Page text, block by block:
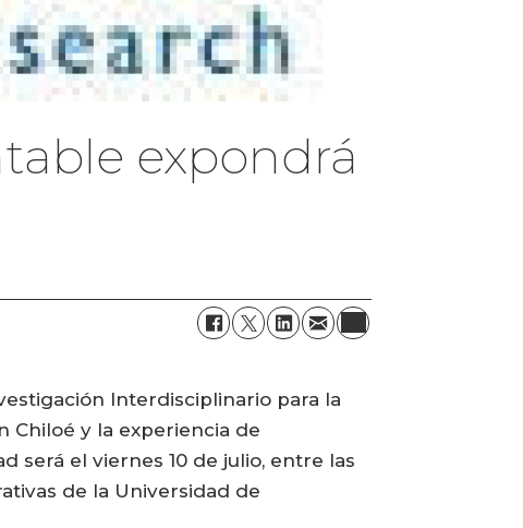
expondrá
Interdisciplinario para la
Chiloé y la experiencia de
será el viernes 10 de julio, entre las
de la Universidad de